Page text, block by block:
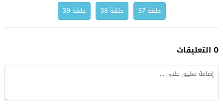
حلقة 37
حلقة 38 حلقة 39
0 التعليقات